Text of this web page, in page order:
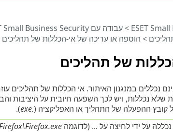
של תהליכים
ESET
>עבודה עם ESET Small Business Security
> הוספה או עריכה של אי-הכללות של תהליכים
נכללים במנגנון האיתור. אי הכללות של תהליכים
שלא נכללות, ויש לכך השפעה חיובית על היציבות
קובץ ההפעלה של התהליך או האפליקציה (.exe
).
על ידי לחיצה על ... (לדוגמה